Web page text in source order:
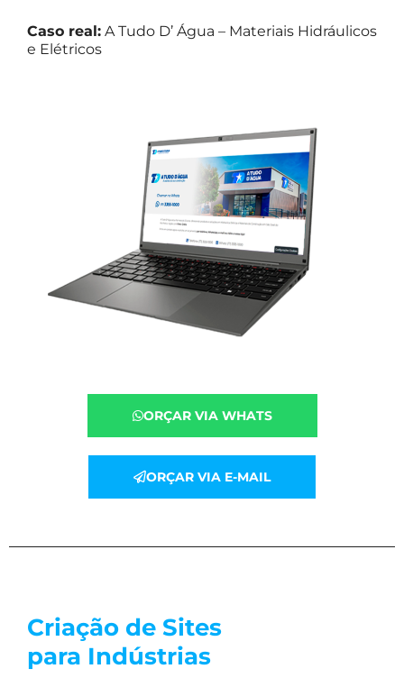
Caso real: A Tudo D’ Água – Materiais Hidráulicos
e Elétricos
ORÇAR VIA WHATS
ORÇAR VIA E-MAIL
Criação de Sites
para Indústrias